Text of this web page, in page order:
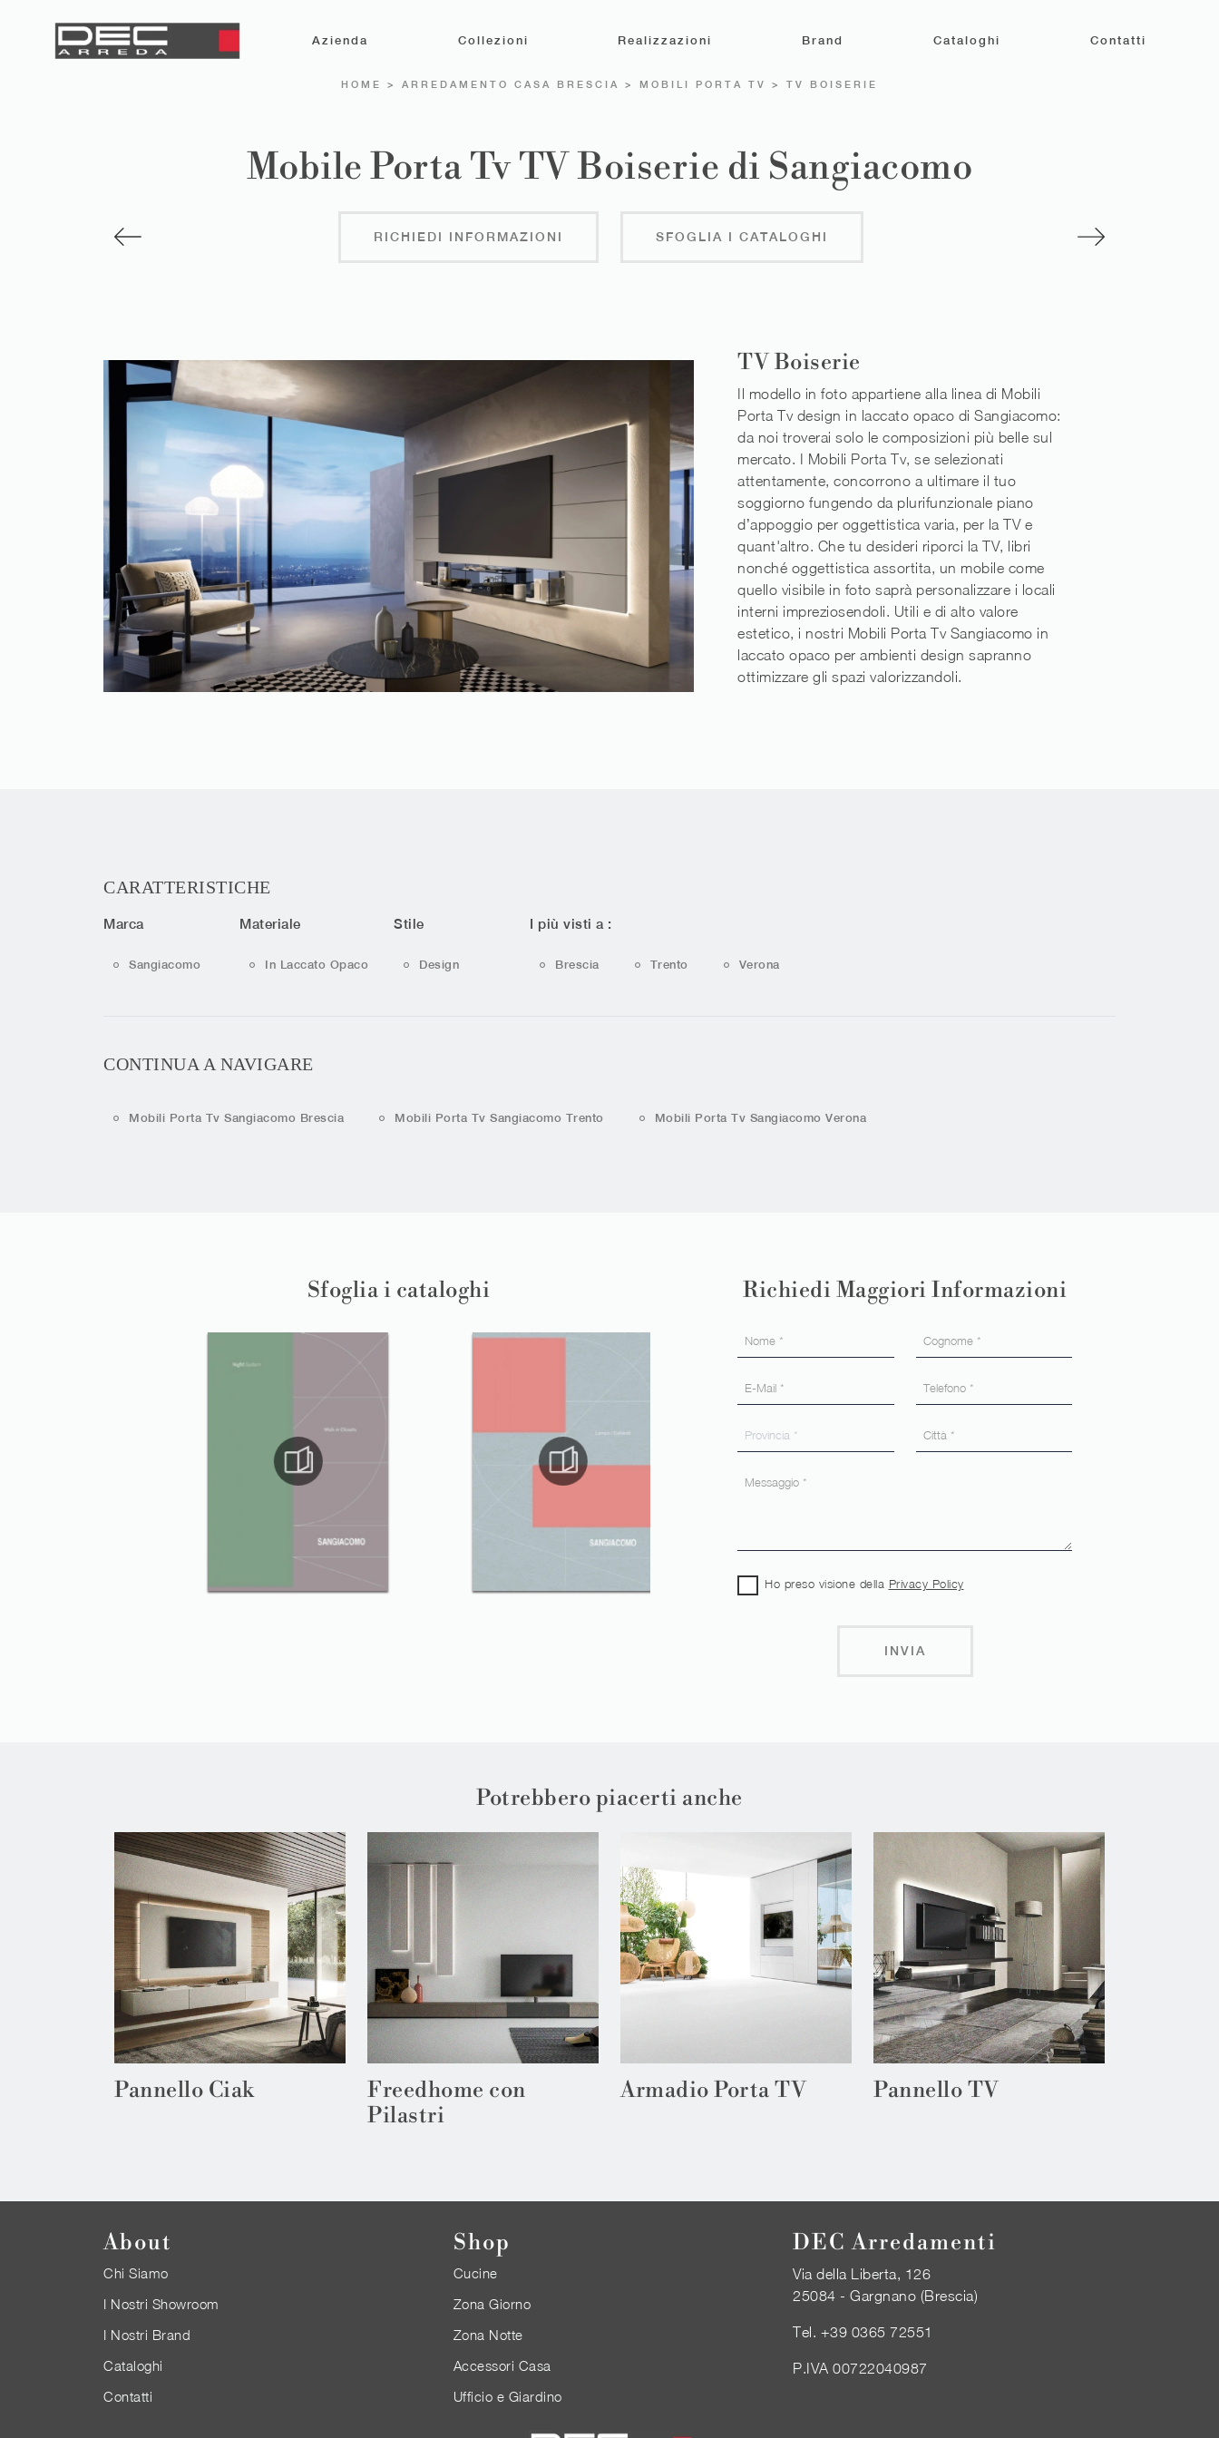
Azienda Collezioni Realizzazioni Brand Cataloghi Contatti
HOME > ARREDAMENTO CASA BRESCIA > MOBILI PORTA TV > TV BOISERIE
Mobile Porta Tv TV Boiserie di Sangiacomo
RICHIEDI INFORMAZIONI SFOGLIA I CATALOGHI
TV Boiserie
Il modello in foto appartiene alla linea di Mobili
Porta Tv design in laccato opaco di Sangiacomo:
da noi troverai solo le composizioni più belle sul
mercato. I Mobili Porta Tv, se selezionati
attentamente, concorrono a ultimare il tuo
soggiorno fungendo da plurifunzionale piano
d’appoggio per oggettistica varia, per la TV e
quant'altro. Che tu desideri riporci la TV, libri
nonché oggettistica assortita, un mobile come
quello visibile in foto saprà personalizzare i locali
interni impreziosendoli. Utili e di alto valore
estetico, i nostri Mobili Porta Tv Sangiacomo in
laccato opaco per ambienti design sapranno
ottimizzare gli spazi valorizzandoli.
CARATTERISTICHE
Marca
Sangiacomo
Materiale
In Laccato Opaco
Stile
Design
I più visti a :
Brescia Trento Verona
CONTINUA A NAVIGARE
Mobili Porta Tv Sangiacomo Brescia Mobili Porta Tv Sangiacomo Trento Mobili Porta Tv Sangiacomo Verona
Sfoglia i cataloghi Richiedi Maggiori Informazioni
Ho preso visione della Privacy Policy
INVIA
Potrebbero piacerti anche
Pannello Ciak
Freedhome con
Pilastri
Armadio Porta TV Pannello TV
About
Chi Siamo
I Nostri Showroom
I Nostri Brand
Cataloghi
Contatti
Shop
Cucine
Zona Giorno
Zona Notte
Accessori Casa
Ufficio e Giardino
DEC Arredamenti
Via della Liberta, 126
25084 - Gargnano (Brescia)
Tel. +39 0365 72551
P.IVA 00722040987